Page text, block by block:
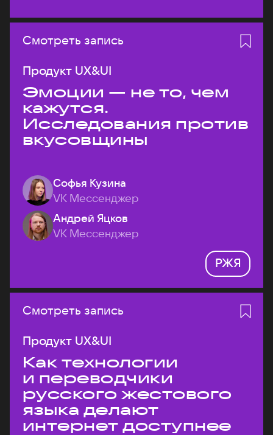
Смотреть запись
Продукт UX&UI
Эмоции — не то, чем
кажутся.
Исследования против
вкусовщины
Софья Кузина
VK Мессенджер
Андрей Яцков
VK Мессенджер
РЖЯ
Смотреть запись
Продукт UX&UI
Как технологии
и переводчики
русского жестового
языка делают
интернет доступнее